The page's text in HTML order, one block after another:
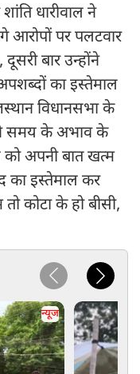
धारीवाल ने
आरोपों पर पलटवार
बार उन्होंने
का इस्तेमाल
विधानसभा के
समय के अभाव के
को अपनी बात खत्म
का इस्तेमाल कर
कोटा के हो बीसी,
न्यूज